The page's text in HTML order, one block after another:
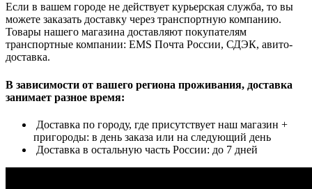
Если в вашем городе не действует курьерская служба, то вы
можете заказать доставку через транспортную компанию.
Товары нашего магазина доставляют покупателям
транспортные компании: EMS Почта России, СДЭК, авито-
доставка.
В зависимости от вашего региона проживания, доставка
занимает разное время:
Доставка по городу, где присутствует наш магазин +
пригороды: в день заказа или на следующий день
Доставка в остальную часть России: до 7 дней